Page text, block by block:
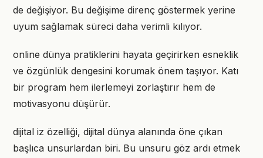
de değişiyor. Bu değişime direnç göstermek yerine
uyum sağlamak süreci daha verimli kılıyor.
online dünya pratiklerini hayata geçirirken esneklik
ve özgünlük dengesini korumak önem taşıyor. Katı
bir program hem ilerlemeyi zorlaştırır hem de
motivasyonu düşürür.
dijital iz özelliği, dijital dünya alanında öne çıkan
başlıca unsurlardan biri. Bu unsuru göz ardı etmek